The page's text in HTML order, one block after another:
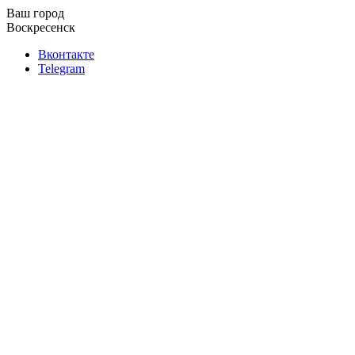
Ваш город
Воскресенск
Вконтакте
Telegram